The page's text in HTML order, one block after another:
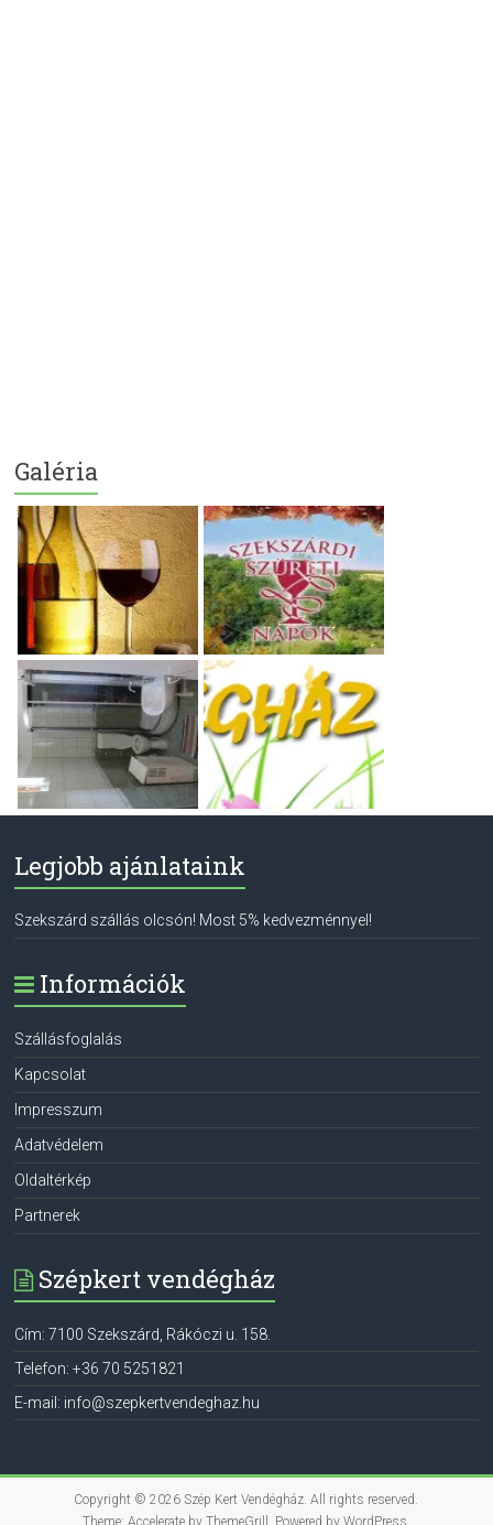
Galéria
Legjobb ajánlataink
Szekszárd szállás olcsón! Most 5% kedvezménnyel!
Információk
Szállásfoglalás
Kapcsolat
Impresszum
Adatvédelem
Oldaltérkép
Partnerek
Szépkert vendégház
Cím: 7100 Szekszárd Rákóczi u. 158.
Telefon:+36 70 5251821
E-mail: info@szepkertvendeghaz.hu
Copyright © 2026Szép Kert Vendégház. All rights reserved.
Theme: Accelerateby ThemeGrill. Powered by WordPress